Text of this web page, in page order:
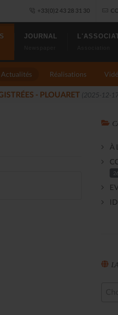
+33(0)2 43 28 31 30
JOURNAL
Actualités Réalisations
(2025-11-14)
À